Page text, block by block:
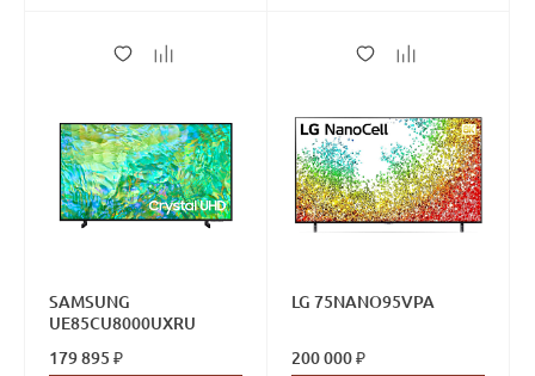
SAMSUNG
UE85CU8000UXRU
179 895 ₽
LG 75NANO95VPA
200 000 ₽